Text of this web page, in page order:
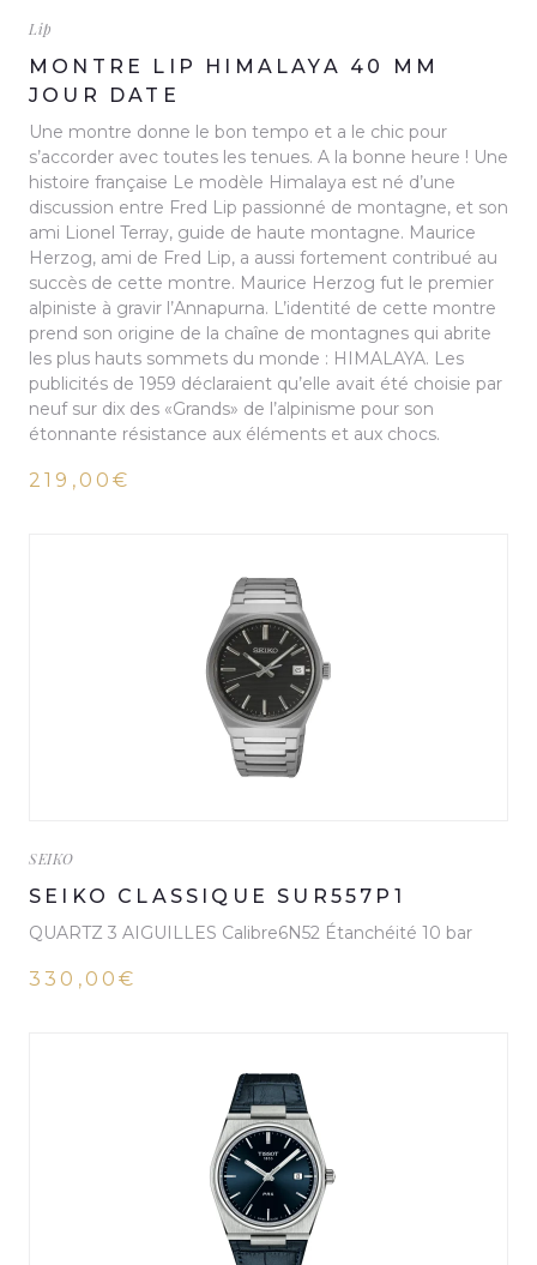
Lip
MONTRE LIP HIMALAYA 40 MM
JOUR DATE
Une montre donne le bon tempo et a le chic pour
s’accorder avec toutes les tenues. A la bonne heure ! Une
histoire française Le modèle Himalaya est né d’une
discussion entre Fred Lip passionné de montagne, et son
ami Lionel Terray, guide de haute montagne. Maurice
Herzog, ami de Fred Lip, a aussi fortement contribué au
succès de cette montre. Maurice Herzog fut le premier
alpiniste à gravir l’Annapurna. L’identité de cette montre
prend son origine de la chaîne de montagnes qui abrite
les plus hauts sommets du monde : HIMALAYA. Les
publicités de 1959 déclaraient qu’elle avait été choisie par
neuf sur dix des «Grands» de l’alpinisme pour son
étonnante résistance aux éléments et aux chocs.
219,00€
SEIKO
SEIKO CLASSIQUE SUR557P1
QUARTZ 3 AIGUILLES Calibre6N52 Étanchéité 10 bar
330,00€